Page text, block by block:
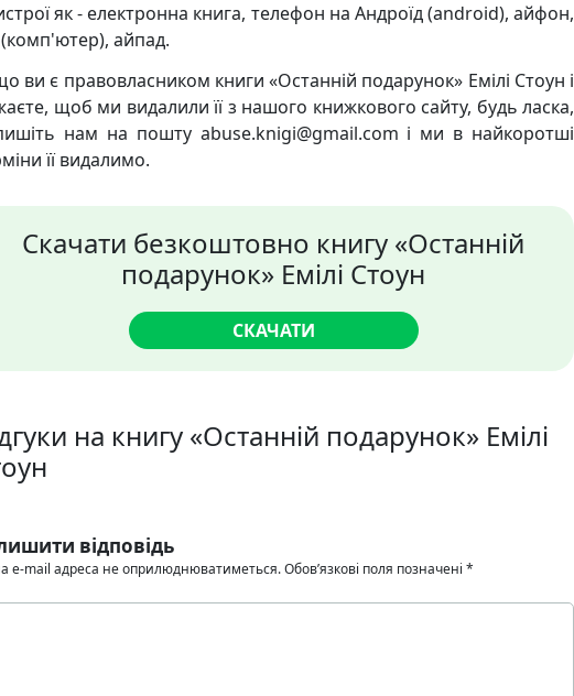
як - електронна книга, телефон на Андроїд (android), айфон,
айпад.
ви є правовласником книги «Останній подарунок» Емілі Стоун і
щоб ми видалили її з нашого книжкового сайту, будь ласка,
нам на пошту abuse.knigi@gmail.com і ми в найкоротші
її видалимо.
Скачати безкоштовно книгу «Останній
подарунок» Емілі Стоун
СКАЧАТИ
на книгу «Останній подарунок» Емілі
відповідь
e-mail адреса не оприлюднюватиметься.Обов’язкові поля позначені *